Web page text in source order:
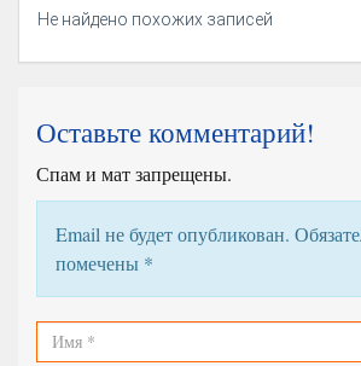
Не найдено похожих записей
Оставьте комментарий!
Спам и мат запрещены.
Email не будет опубликован.
помечены *